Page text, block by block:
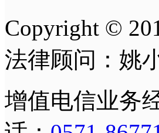
Copyright ©
法律顾问：姚
增值电信业务